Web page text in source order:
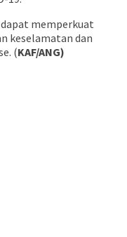
memperkuat
keselamatan dan
(KAF/ANG)